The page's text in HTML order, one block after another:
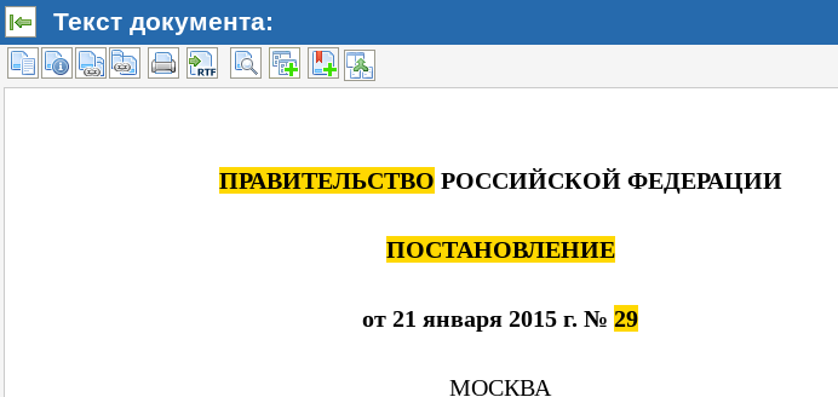
Текст документа: